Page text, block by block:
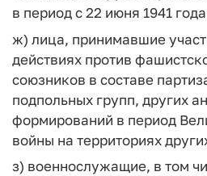
в период с 22 июня 1941
ж) лица, принимавшие
действиях против
союзников в составе
подпольных групп, других
формирований в период
войны на территориях
з) военнослужащие, в том